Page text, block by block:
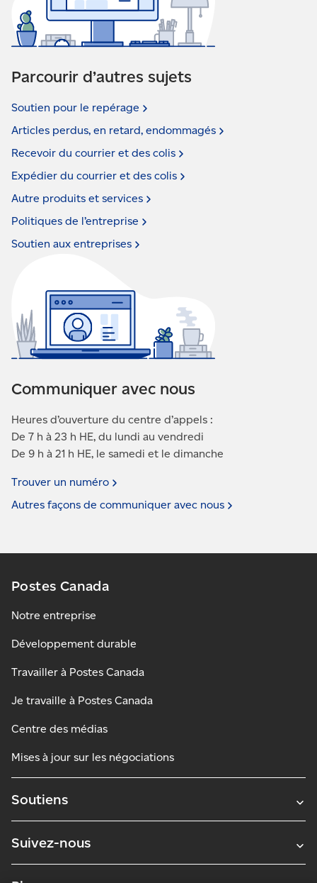
Parcourir d’autres sujets
Soutien pour le repérage
Articles perdus, en retard, endommagés
Recevoir du courrier et des colis
Expédier du courrier et des colis
Autre produits et services
Politiques de l’entreprise
Soutien aux entreprises
Communiquer avec nous
Heures d’ouverture du centre d’appels :
De 7 h à 23 h HE, du lundi au vendredi
De 9 h à 21 h HE, le samedi et le dimanche
Trouver un numéro
Autres façons de communiquer avec nous
Postes Canada
Notre entreprise
Développement durable
Travailler à Postes Canada
Je travaille à Postes Canada
Centre des médias
Mises à jour sur les négociations
Soutiens
Suivez-nous